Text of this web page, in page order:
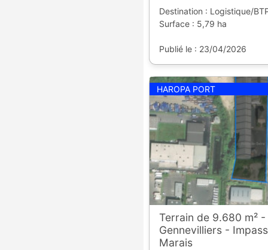
Destination : Logistique/
Surface : 5,79 ha
Publié le : 23/04/2026
HAROPA PORT
Terrain de 9.680 m²
Gennevilliers -
Marais